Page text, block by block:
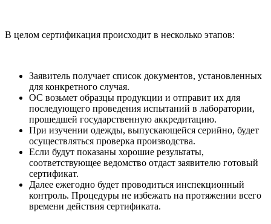
В целом сертификация происходит в несколько этапов:
Заявитель получает список документов, установленных
для конкретного случая.
ОС возьмет образцы продукции и отправит их для
последующего проведения испытаний в лаборатории,
прошедшей государственную аккредитацию.
При изучении одежды, выпускающейся серийно, будет
осуществляться проверка производства.
Если будут показаны хорошие результаты,
соответствующее ведомство отдаст заявителю готовый
сертификат.
Далее ежегодно будет проводиться инспекционный
контроль. Процедуры не избежать на протяжении всего
времени действия сертификата.